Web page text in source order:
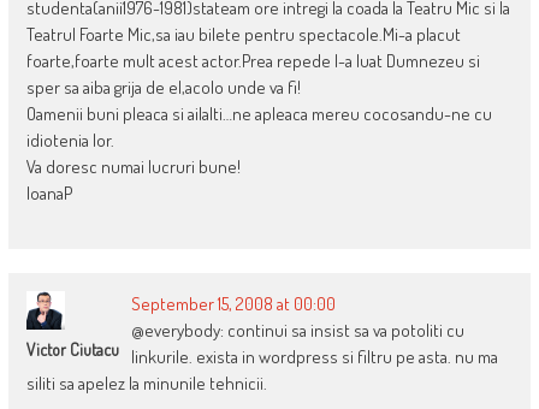
studenta(anii1976-1981)stateam ore intregi la coada la Teatru Mic si la
Teatrul Foarte Mic,sa iau bilete pentru spectacole.Mi-a placut
foarte,foarte mult acest actor.Prea repede l-a luat Dumnezeu si
sper sa aiba grija de el,acolo unde va fi!
Oamenii buni pleaca si ailalti…ne apleaca mereu cocosandu-ne cu
idiotenia lor.
Va doresc numai lucruri bune!
IoanaP
Victor Ciutacu
September 15, 2008 at 00:00
@everybody: continui sa insist sa va potoliti cu
linkurile. exista in wordpress si filtru pe asta. nu ma
siliti sa apelez la minunile tehnicii.